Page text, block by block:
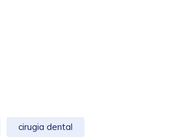
cirugia dental